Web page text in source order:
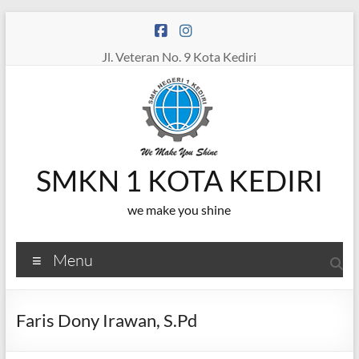
Jl. Veteran No. 9 Kota Kediri
SMKN 1 KOTA KEDIRI
we make you shine
Menu
Faris Dony Irawan, S.Pd